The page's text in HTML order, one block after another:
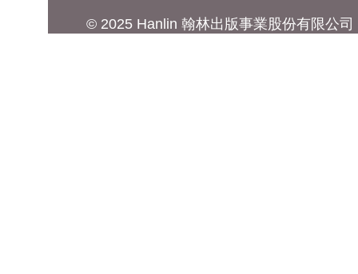
© 2025 Hanlin 翰林出版事業股份有限公司